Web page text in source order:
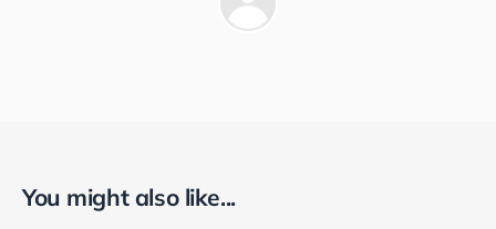
You might also like...